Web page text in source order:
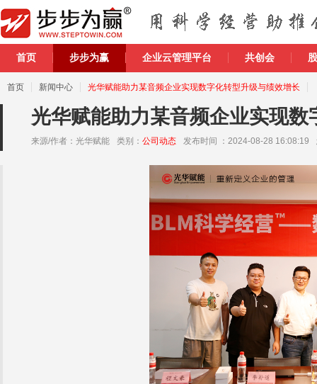
首页 步步为赢 企业云管理平台 共创会
首页 新闻中心 光华赋能助力某音频企业实现数字化转型升级与绩效增长
光华赋能助力某音频企业实现
来源/作者： 光华赋能 类别： 公司动态 发布时间 ：2024-08-28 16:08:19